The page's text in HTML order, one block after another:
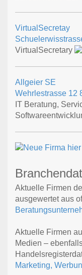
VirtualSecretay
VirtualSecretary
Allgeier SE
Wehrlestrasse 12
IT Beratung,
Aktuelle Firmen
ausgewertet aus
Aktuelle Firmen
Medien –
Marketing,